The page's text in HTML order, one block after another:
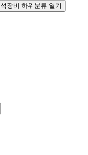
장비 하위분류 열기